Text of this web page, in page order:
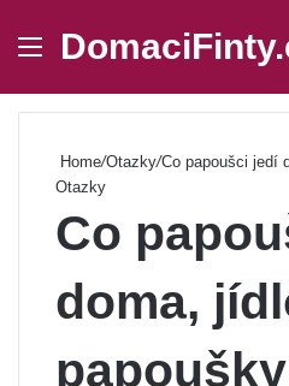
Menu
Home/Otazky/Co papoušci jedí
Otazky
Co
doma,
papoušky